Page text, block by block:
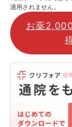
適用されません。
お薬